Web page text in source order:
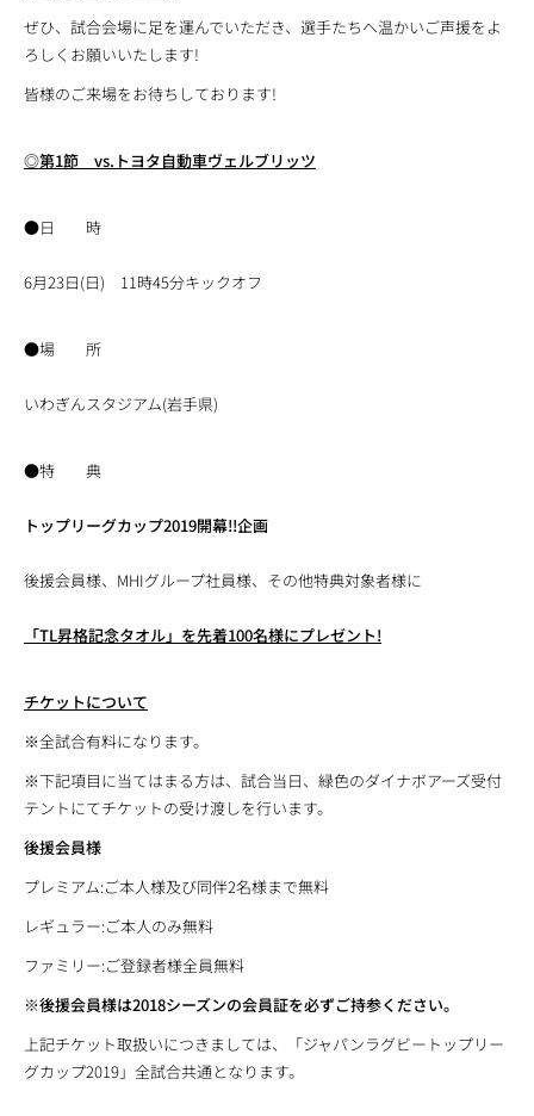
ぜひ、試合会場に足を運んでいただき、選手たちへ温かいご声援をよ
ろしくお願いいたします!
皆様のご来場をお待ちしております!
◎第1節 vs.トヨタ自動車ヴェルブリッツ
●日 時
6月23日(日) 11時45分キックオフ
●場 所
いわぎんスタジアム(岩手県)
●特 典
トップリーグカップ2019開幕!!企画
後援会員様、MHIグループ社員様、その他特典対象者様に
「TL昇格記念タオル」を先着100名様にプレゼント!
チケットについて
※全試合有料になります。
※下記項目に当てはまる方は、試合当日、緑色のダイナボアーズ受付
テントにてチケットの受け渡しを行います。
後援会員様
プレミアム:ご本人様及び同伴2名様まで無料
レギュラー:ご本人のみ無料
ファミリー:ご登録者様全員無料
※後援会員様は2018シーズンの会員証を必ずご持参ください。
上記チケット取扱いにつきましては、「ジャパンラグビートップリー
グカップ2019」全試合共通となります。